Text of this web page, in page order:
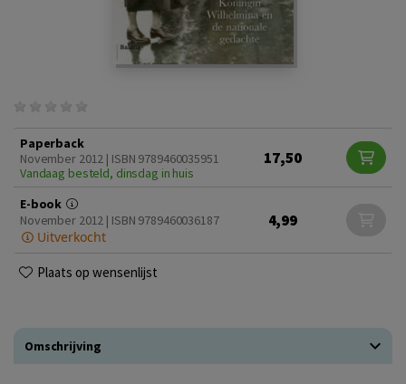
Paperback
November 2012 | ISBN 9789460035951
Vandaag besteld, dinsdag in huis
17,50
E-book
November 2012 | ISBN 9789460036187
Uitverkocht
4,99
Plaats op wensenlijst
Omschrijving